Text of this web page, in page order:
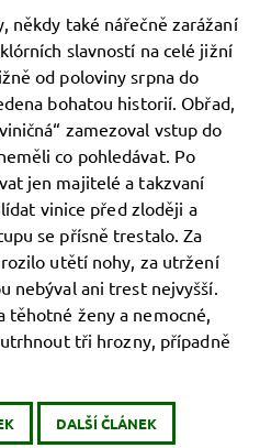
někdy také nářečně zarážaní
slavností na celé jižní
od poloviny srpna do
bohatou historií. Obřad,
zamezoval vstup do
co pohledávat. Po
jen majitelé a takzvaní
vinice před zloději a
se přísně trestalo. Za
utětí nohy, za utržení
nebýval ani trest nejvyšší.
těhotné ženy a nemocné,
tři hrozny, případně
DALŠÍ ČLÁNEK